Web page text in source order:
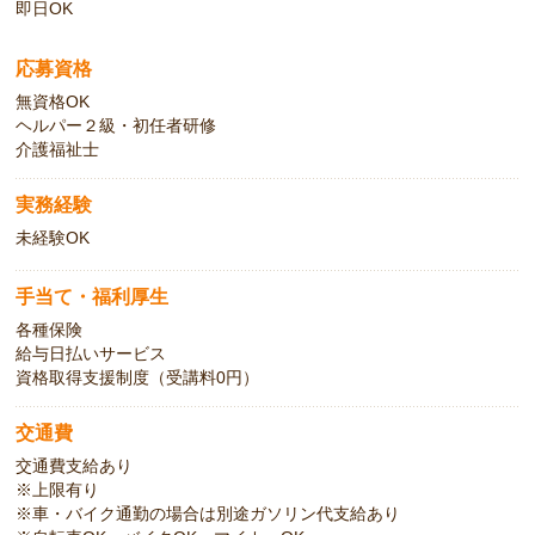
即日OK
応募資格
無資格OK
ヘルパー２級・初任者研修
介護福祉士
実務経験
未経験OK
手当て・福利厚生
各種保険
給与日払いサービス
資格取得支援制度（受講料0円）
交通費
交通費支給あり
※上限有り
※車・バイク通勤の場合は別途ガソリン代支給あり